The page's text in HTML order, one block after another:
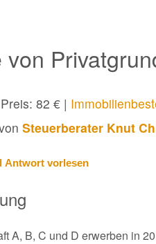
von
82 € |
Steuerberater Knut
Antwort vorlesen
A, B, C und D erwerben in